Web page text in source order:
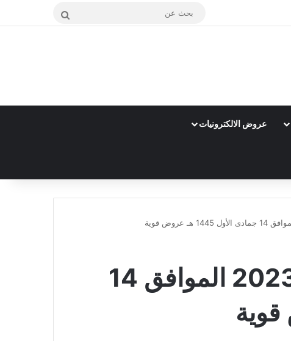
بحث
عروض الالكترونيات
عروض بن عفيف الدمام اليوم 28 نوفمبر 2023 الموافق 14